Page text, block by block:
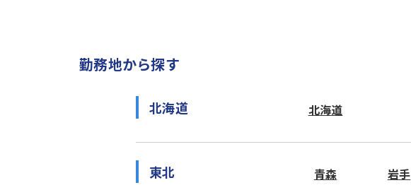
勤務地から探す
北海道 北海道
東北 青森 岩手